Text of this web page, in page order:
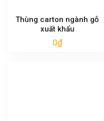
Thùng carton ngành gỗ
xuất khẩu
0₫